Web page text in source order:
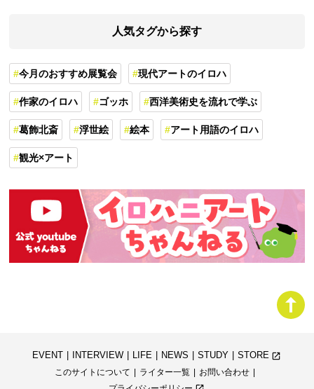
人気タグから探す
今月のおすすめ展覧会 現代アートのイロハ
作家のイロハ ゴッホ 西洋美術史を流れで学ぶ
葛飾北斎 浮世絵 絵本 アート用語のイロハ
観光×アート
EVENT INTERVIEW LIFE NEWS STUDY STORE launch
このサイトについて
ライター一覧
お問い合わせ